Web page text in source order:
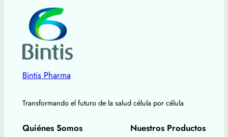
Bintis Pharma
Transformando el futuro de la salud célula por célula
Quiénes Somos Nuestros Productos